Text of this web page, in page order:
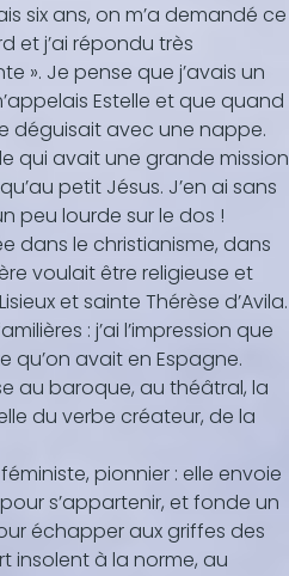
six ans, on m’a demandé ce
et j’ai répondu très
». Je pense que j’avais un
Estelle et que quand
déguisait avec une nappe.
qui avait une grande mission
petit Jésus. J’en ai sans
peu lourde sur le dos !
dans le christianisme, dans
voulait être religieuse et
et sainte Thérèse d’Avila.
: j’ai l’impression que
qu’on avait en Espagne.
au baroque, au théâtral, la
du verbe créateur, de la
pionnier : elle envoie
s’appartenir, et fonde un
échapper aux griffes des
insolent à la norme, au